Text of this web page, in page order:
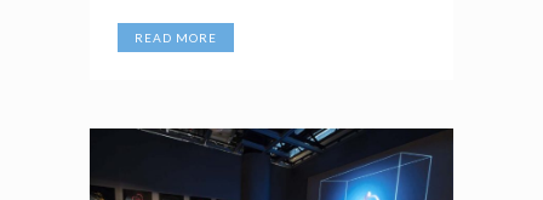
READ MORE